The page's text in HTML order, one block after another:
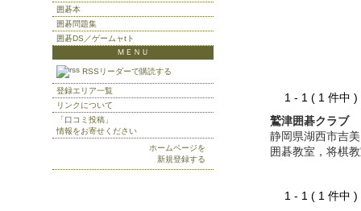
1 - 1 ( 1 件
鷲津囲碁クラブ
静岡県湖西市吉
囲碁教室，将棋
1 - 1 ( 1 件
囲碁本
囲碁問題集
囲碁DS／ゲームャtト
ＭＥＮＵ
RSSリーダーで購読する
登録エリア一覧
リンクについて
「口コミ投稿」
情報をお寄せください
ホームページを
新規登録する